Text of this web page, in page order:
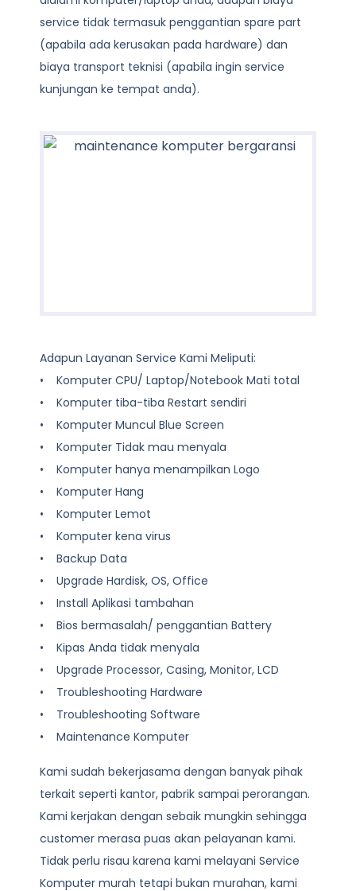
service tidak termasuk penggantian spare part
(apabila ada kerusakan pada hardware) dan
biaya transport teknisi (apabila ingin service
kunjungan ke tempat anda).
Adapun Layanan Service Kami Meliputi:
• Komputer CPU/ Laptop/Notebook Mati total
• Komputer tiba-tiba Restart sendiri
• Komputer Muncul Blue Screen
• Komputer Tidak mau menyala
• Komputer hanya menampilkan Logo
• Komputer Hang
• Komputer Lemot
• Komputer kena virus
• Backup Data
• Upgrade Hardisk, OS, Office
• Install Aplikasi tambahan
• Bios bermasalah/ penggantian Battery
• Kipas Anda tidak menyala
• Upgrade Processor, Casing, Monitor, LCD
• Troubleshooting Hardware
• Troubleshooting Software
• Maintenance Komputer
Kami sudah bekerjasama dengan banyak pihak
terkait seperti kantor, pabrik sampai perorangan.
Kami kerjakan dengan sebaik mungkin sehingga
customer merasa puas akan pelayanan kami.
Tidak perlu risau karena kami melayani Service
Komputer murah tetapi bukan murahan, kami